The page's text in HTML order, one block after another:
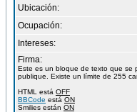
Ubicación:
Ocupación:
Intereses:
Firma:
Este es un bloque de texto que se
publique. Existe un límite de 255
HTML está OFF
BBCode está ON
Smilies están ON